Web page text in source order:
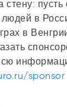
пусть
в
в
sponsor